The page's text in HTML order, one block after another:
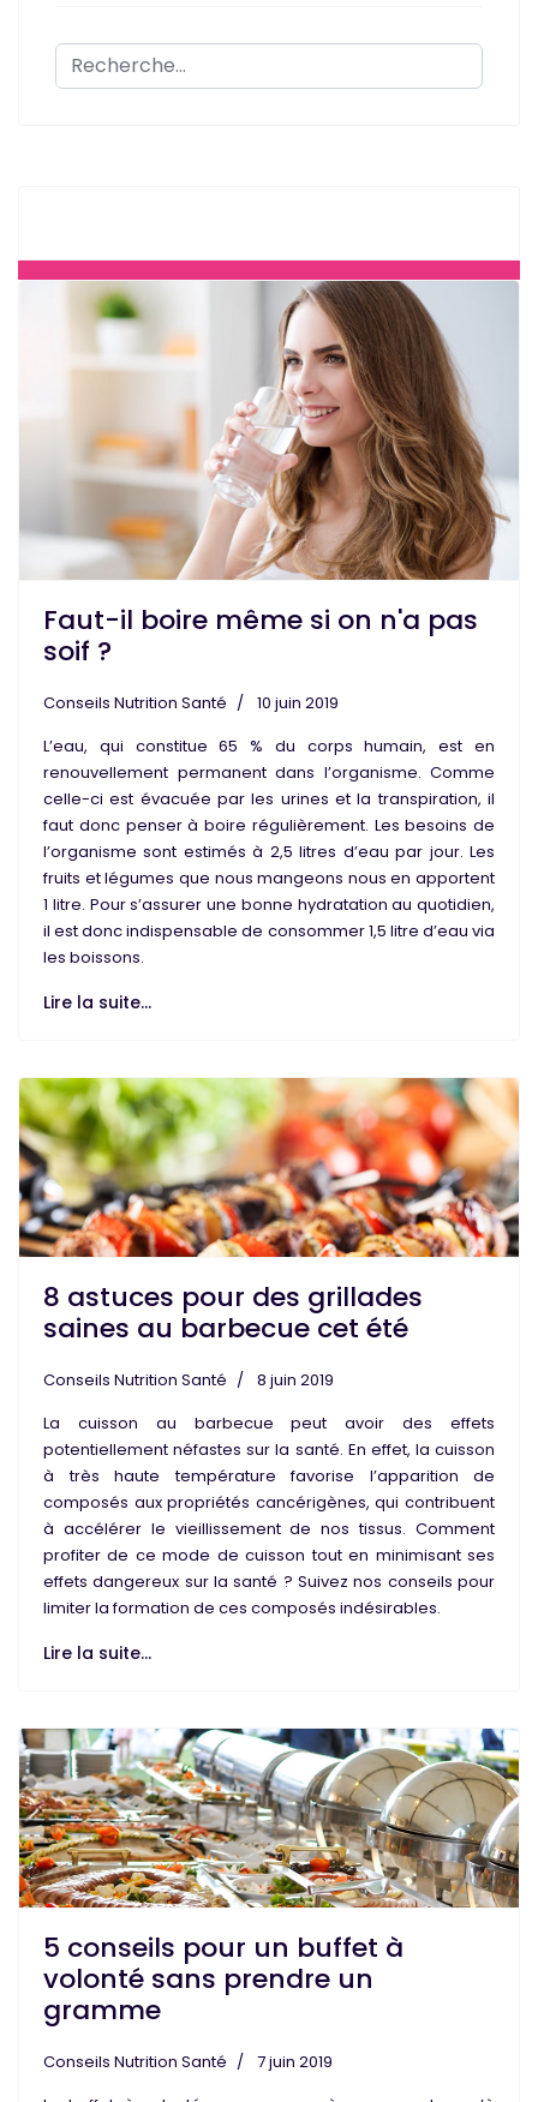
Rechercher
Faut-il boire même si on n'a pas
soif ?
Conseils Nutrition Santé
10 juin 2019
L’eau, qui constitue 65 % du corps humain, est en
renouvellement permanent dans l’organisme. Comme
celle-ci est évacuée par les urines et la transpiration, il
faut donc penser à boire régulièrement. Les besoins de
l’organisme sont estimés à 2,5 litres d’eau par jour. Les
fruits et légumes que nous mangeons nous en apportent
1 litre. Pour s’assurer une bonne hydratation au quotidien,
il est donc indispensable de consommer 1,5 litre d’eau via
les boissons.
Lire la suite...
8 astuces pour des grillades
saines au barbecue cet été
Conseils Nutrition Santé
8 juin 2019
La cuisson au barbecue peut avoir des effets
potentiellement néfastes sur la santé. En effet, la cuisson
à très haute température favorise l’apparition de
composés aux propriétés cancérigènes, qui contribuent
à accélérer le vieillissement de nos tissus. Comment
profiter de ce mode de cuisson tout en minimisant ses
effets dangereux sur la santé ? Suivez nos conseils pour
limiter la formation de ces composés indésirables.
Lire la suite...
5 conseils pour un buffet à
volonté sans prendre un
gramme
Conseils Nutrition Santé
7 juin 2019